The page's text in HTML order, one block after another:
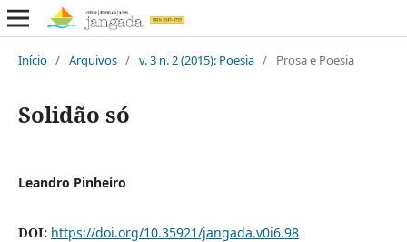
Início / Arquivos / v. 3 n. 2 (2015): Poesia / Prosa e Poesia
Solidão só
Leandro Pinheiro
DOI: https://doi.org/10.35921/jangada.v0i6.98